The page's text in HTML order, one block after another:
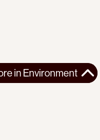
in Environment